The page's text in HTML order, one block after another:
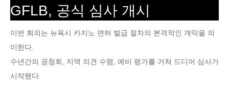
GFLB, 공식 심사 개시
이번 회의는 뉴욕시 카지노 면허 발급 절차의 본격적인 개막을 의
미한다.
수년간의 공청회, 지역 의견 수렴, 예비 평가를 거쳐 드디어 심사가
시작됐다.